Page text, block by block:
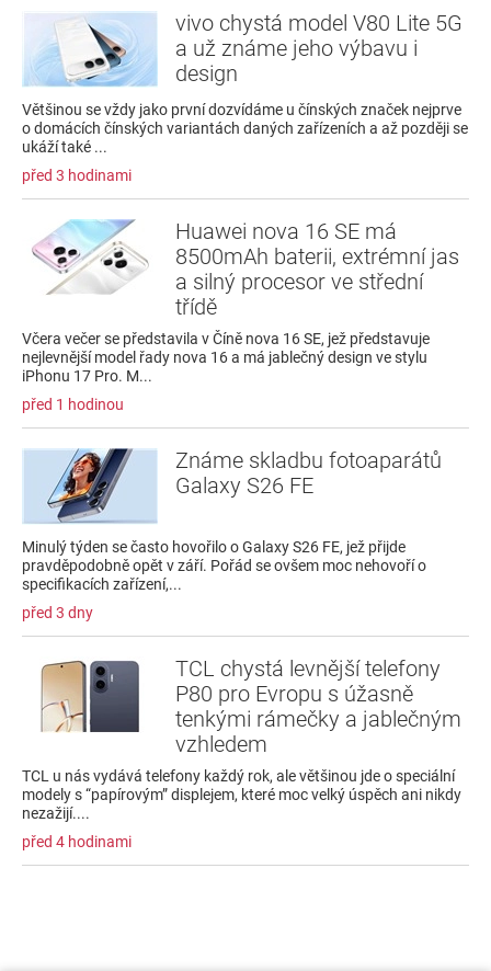
vivo chystá model V80 Lite 5G
a už známe jeho výbavu i
design
Většinou se vždy jako první dozvídáme u čínských značek nejprve
o domácích čínských variantách daných zařízeních a až později se
ukáží také ...
před 3 hodinami
Huawei nova 16 SE má
8500mAh baterii, extrémní jas
a silný procesor ve střední
třídě
Včera večer se představila v Číně nova 16 SE, jež představuje
nejlevnější model řady nova 16 a má jablečný design ve stylu
iPhonu 17 Pro. M...
před 1 hodinou
Známe skladbu fotoaparátů
Galaxy S26 FE
Minulý týden se často hovořilo o Galaxy S26 FE, jež přijde
pravděpodobně opět v září. Pořád se ovšem moc nehovoří o
specifikacích zařízení,...
před 3 dny
TCL chystá levnější telefony
P80 pro Evropu s úžasně
tenkými rámečky a jablečným
vzhledem
TCL u nás vydává telefony každý rok, ale většinou jde o speciální
modely s “papírovým” displejem, které moc velký úspěch ani nikdy
nezažijí....
před 4 hodinami